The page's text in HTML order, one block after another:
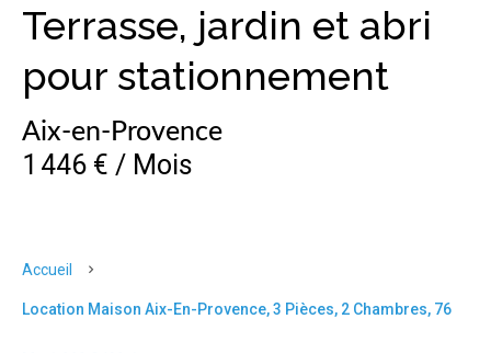
Terrasse, jardin et abri
pour stationnement
Aix-en-Provence
1 446 € / Mois
Accueil
Location Maison Aix-En-Provence, 3 Pièces, 2 Chambres, 76